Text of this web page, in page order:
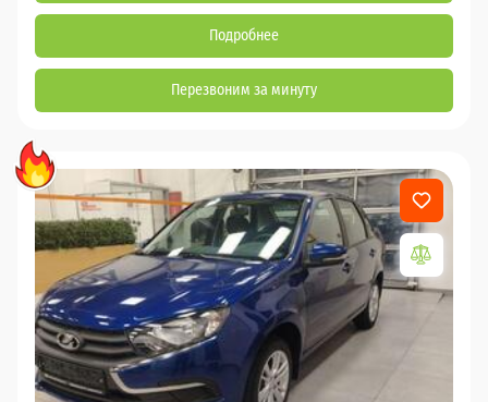
Подробнее
Перезвоним за минуту